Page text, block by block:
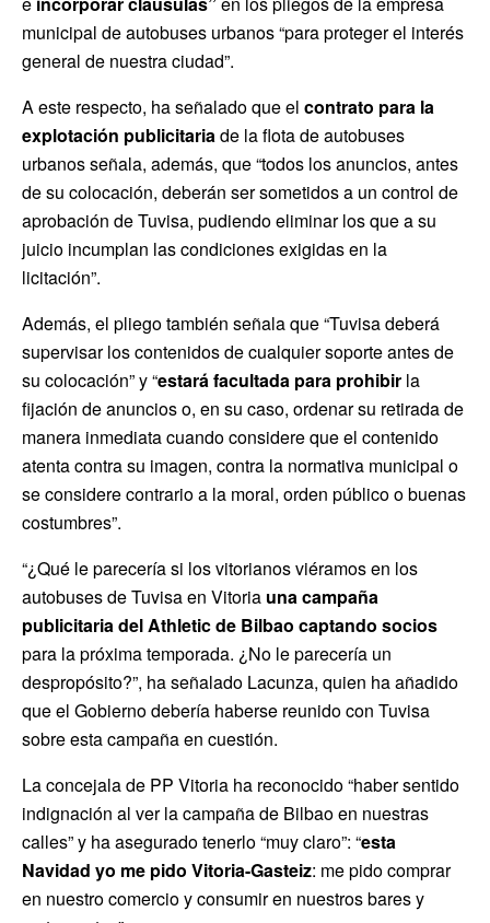
municipal de autobuses urbanos “para proteger el interés
general de nuestra ciudad”.
A este respecto, ha señalado que el contrato para la
explotación publicitariade la flota de autobuses
urbanos señala, además, que “todos los anuncios, antes
de su colocación, deberán ser sometidos a un control de
aprobación de Tuvisa, pudiendo eliminar los que a su
juicio incumplan las condiciones exigidas en la
licitación”.
Además, el pliego también señala que “Tuvisa deberá
supervisar los contenidos de cualquier soporte antes de
su colocación” y “estará facultada para prohibir la
fijación de anuncios o, en su caso, ordenar su retirada de
manera inmediata cuando considere que el contenido
atenta contra su imagen, contra la normativa municipal o
se considere contrario a la moral, orden público o buenas
costumbres”.
“¿Qué le parecería si los vitorianos viéramos en los
autobuses de Tuvisa en Vitoria una campaña
publicitaria del Athletic de Bilbao captando socios
para la próxima temporada. ¿No le parecería un
despropósito?”, ha señalado Lacunza, quien ha añadido
que el Gobierno debería haberse reunido con Tuvisa
sobre esta campaña en cuestión.
La concejala de PP Vitoria ha reconocido “haber sentido
indignación al ver la campaña de Bilbao en nuestras
calles” y ha asegurado tenerlo “muy claro”: “esta
Navidad yo me pido Vitoria-Gasteiz: me pido comprar
en nuestro comercio y consumir en nuestros bares y